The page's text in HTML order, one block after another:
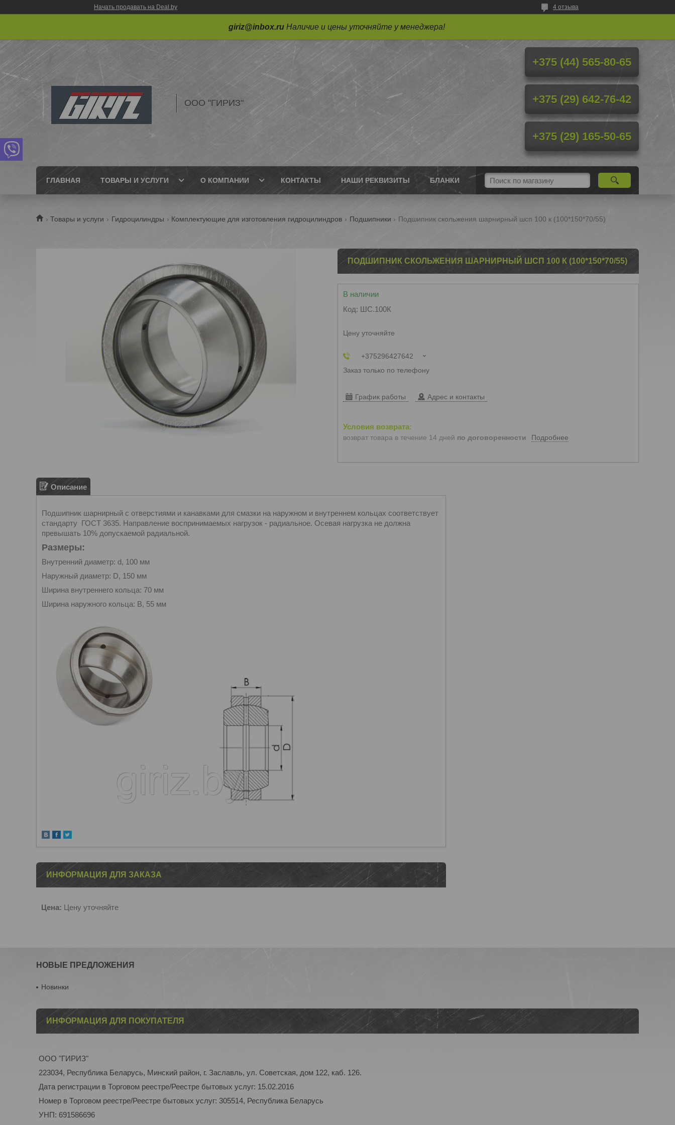
Начать продавать на Deal.by 4 отзыва
giriz@inbox.ru Наличие и цены уточняйте у менеджера!
ООО "ГИРИЗ"
+375 (44) 565-80-65
+375 (29) 642-76-42
+375 (29) 165-50-65
ГЛАВНАЯ ТОВАРЫ И УСЛУГИ О КОМПАНИИ КОНТАКТЫ НАШИ РЕКВИЗИТЫ БЛАНКИ
Товары и услуги Гидроцилиндры Комплектующие для изготовления гидроцилиндров Подшипники Подшипник скольжения шарнирный шсп 100 к (100*150*70/55)
ПОДШИПНИК СКОЛЬЖЕНИЯ ШАРНИРНЫЙ ШСП 100 К (100*150*70/55)
В наличии
Код: ШС.100К
Цену уточняйте
+375296427642
Заказ только по телефону
График работы Адрес и контакты
возврат товара в течение 14 дней по договоренности Подробнее
Описание
Подшипник шарнирный с отверстиями и канавками для смазки на наружном и внутреннем кольцах соответствует
стандарту ГОСТ 3635. Направление воспринимаемых нагрузок - радиальное. Осевая нагрузка не должна
превышать 10% допускаемой радиальной.
Размеры:
Внутренний диаметр: d, 100 мм
Наружный диаметр: D, 150 мм
Ширина внутреннего кольца: 70 мм
Ширина наружного кольца: B, 55 мм
ИНФОРМАЦИЯ ДЛЯ ЗАКАЗА
Цена: Цену уточняйте
НОВЫЕ ПРЕДЛОЖЕНИЯ
Новинки
ИНФОРМАЦИЯ ДЛЯ ПОКУПАТЕЛЯ
ООО "ГИРИЗ"
223034, Республика Беларусь, Минский район, г. Заславль, ул. Советская, дом 122, каб. 126.
Дата регистрации в Торговом реестре/Реестре бытовых услуг: 15.02.2016
Номер в Торговом реестре/Реестре бытовых услуг: 305514, Республика Беларусь
УНП: 691586696